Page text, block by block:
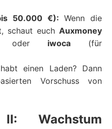
50.000 €): Wenn die
schaut euch Auxmoney
oder iwoca (für
einen Laden? Dann
Vorschuss von
Wachstum